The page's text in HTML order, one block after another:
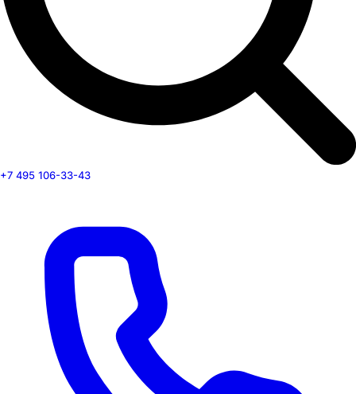
+7 495 106-33-43